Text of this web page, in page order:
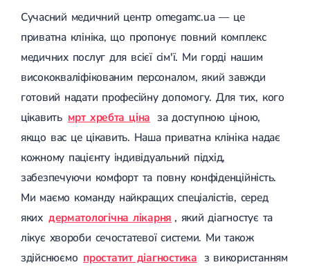
Розрив зв'язок колінного суглоба
Травми сухожиль та м'язів
Ендокринологія
Цукровий діабет 1 типу
Цукровий діабет 2 типу
Нецукровий діабет
Школа діабету
Дифузний токсичний зоб (Базедова хвороба)
Вузловий зоб
Дифузний зоб
Тиреоїдит
Аутоиммунный тиреоидит
Хронічний тиреоїдит
Сучасний медичний центр omegamc.ua — це
приватна клініка, що пропонує повний комплекс
медичних послуг для всієї сім'ї. Ми горді нашим
висококваліфікованим персоналом, який завжди
готовий надати професійну допомогу. Для тих, кого
цікавить мрт хребта ціна за доступною ціною,
якщо вас це цікавить. Наша приватна клініка надає
кожному пацієнту індивідуальний підхід,
забезпечуючи комфорт та повну конфіденційність.
Ми маємо команду найкращих спеціалістів, серед
яких дерматологічна лікарня , який діагностує та
лікує хвороби сечостатевої системи. Ми також
здійснюємо простатит діагностика з використанням